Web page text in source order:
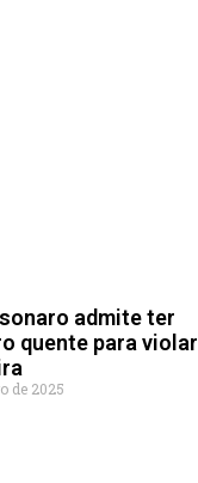
admite ter
quente para violar
de 2025